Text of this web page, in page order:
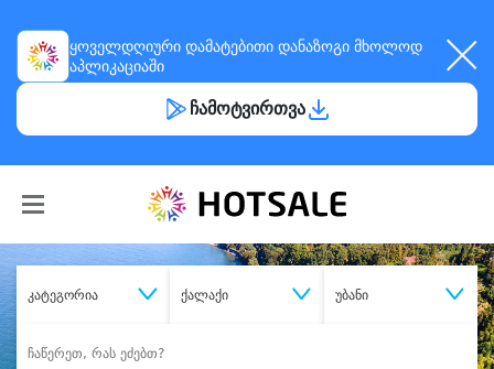
ყოველდღიური დამატებითი დანაზოგი მხოლოდ
აპლიკაციაში
ჩამოტვირთვა
კატეგორია ქალაქი უბანი